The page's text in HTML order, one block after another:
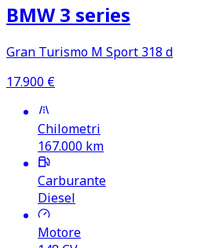
BMW 3 series
Gran Turismo M Sport 318 d
17.900 €
Chilometri
167.000 km
Carburante
Diesel
Motore